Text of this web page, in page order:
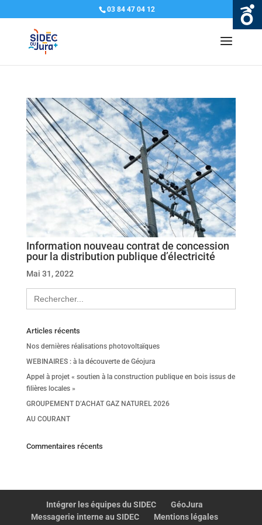
03 84 47 04 12
Information nouveau contrat de concession
pour la distribution publique d’électricité
Mai 31, 2022
Search
for:
Articles récents
Nos dernières réalisations photovoltaïques
WEBINAIRES : à la découverte de Géojura
Appel à projet « soutien à la construction publique en bois issus de
filières locales »
GROUPEMENT D’ACHAT GAZ NATUREL 2026
AU COURANT
Commentaires récents
Intégrer les équipes du SIDEC
GéoJura
Messagerie interne au SIDEC
Mentions légales